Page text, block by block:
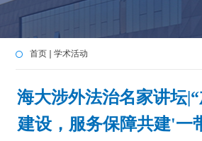
首页 学术活动
海大涉外法治名家讲坛
建设，服务保障共建'一